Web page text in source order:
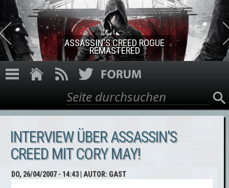
Direkt zum Inhalt
ASSASSIN'S CREED ROGUE
REMASTERED
Suchformular
Suche
INTERVIEW ÜBER ASSASSIN'S
CREED MIT CORY MAY!
DO, 26/04/2007 - 14:43| AUTOR: GAST